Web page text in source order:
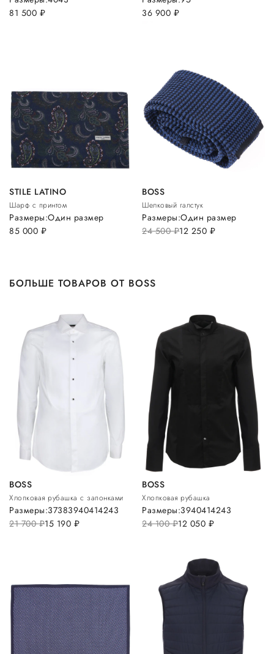
81 500 руб.
36 900 руб.
STILE LATINO
Шарф с принтом
85 000 руб.
Размеры:Один размер
BOSS
Шелковый галстук
24 500руб.12 250 руб.
Размеры:Один размер
БОЛЬШЕ ТОВАРОВ ОТ BOSS
BOSS
Хлопковая рубашка с запонками
21 700руб.15 190 руб.
Размеры:37383940414243
BOSS
Хлопковая рубашка
24 100руб.12 050 руб.
Размеры:3940414243